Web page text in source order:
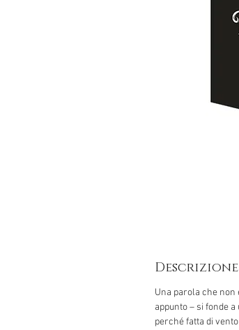
Descrizione
Una parola che non
appunto – si fonde
perché fatta di